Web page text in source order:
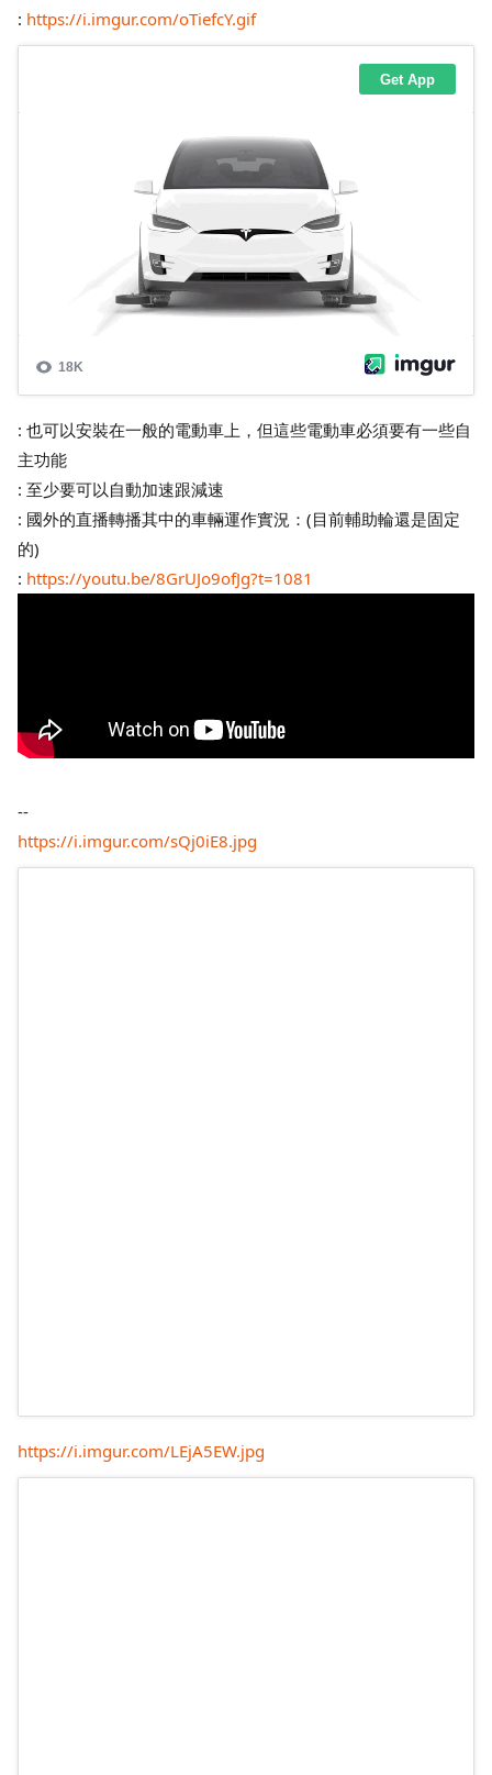
: https://i.imgur.com/oTiefcY.gif
: 也可以安裝在一般的電動車上，但這些電動車必須要有一些自
主功能
: 至少要可以自動加速跟減速
: 國外的直播轉播其中的車輛運作實況：(目前輔助輪還是固定
的)
: https://youtu.be/8GrUJo9ofJg?t=1081
--
https://i.imgur.com/sQj0iE8.jpg
https://i.imgur.com/LEjA5EW.jpg